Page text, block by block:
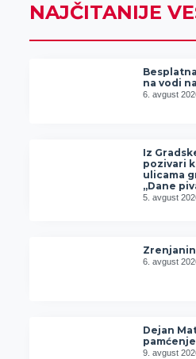
NAJČITANIJE
na vodi
6. avgust
Iz
pozivari
ulicama
„Dane
5. avgust
6. avgust
Dejan
9. avgust